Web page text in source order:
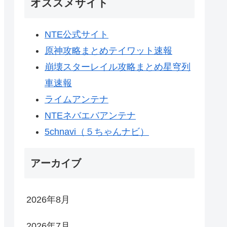
オススメサイト
NTE公式サイト
原神攻略まとめテイワット速報
崩壊スターレイル攻略まとめ星穹列
車速報
ライムアンテナ
NTEネバエバアンテナ
5chnavi（５ちゃんナビ）
アーカイブ
2026年8月